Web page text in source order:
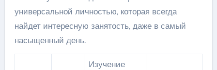
универсальной личностью, которая всегда
найдет интересную занятость, даже в самый
насыщенный день.
Изучение